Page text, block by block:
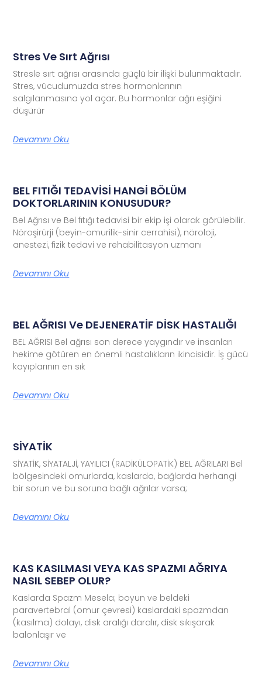
Stres Ve Sırt Ağrısı
Stresle sırt ağrısı arasında güçlü bir ilişki bulunmaktadır.
Stres, vücudumuzda stres hormonlarının
salgılanmasına yol açar. Bu hormonlar ağrı eşiğini
düşürür
Devamını Oku
BEL FITIĞI TEDAVİSİ HANGİ BÖLÜM
DOKTORLARININ KONUSUDUR?
Bel Ağrısı ve Bel fıtığı tedavisi bir ekip işi olarak görülebilir.
Nöroşirürji (beyin-omurilik-sinir cerrahisi), nöroloji,
anestezi, fizik tedavi ve rehabilitasyon uzmanı
Devamını Oku
BEL AĞRISI Ve DEJENERATİF DİSK HASTALIĞI
BEL AĞRISI Bel ağrısı son derece yaygındır ve insanları
hekime götüren en önemli hastalıkların ikincisidir. İş gücü
kayıplarının en sık
Devamını Oku
SİYATİK
SİYATİK, SİYATALJİ, YAYILICI (RADİKÜLOPATİK) BEL AĞRILARI Bel
bölgesindeki omurlarda, kaslarda, bağlarda herhangi
bir sorun ve bu soruna bağlı ağrılar varsa;
Devamını Oku
KAS KASILMASI VEYA KAS SPAZMI AĞRIYA
NASIL SEBEP OLUR?
Kaslarda Spazm Mesela; boyun ve beldeki
paravertebral (omur çevresi) kaslardaki spazmdan
(kasılma) dolayı, disk aralığı daralır, disk sıkışarak
balonlaşır ve
Devamını Oku